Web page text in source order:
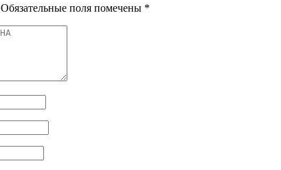
Обязательные поля помечены *